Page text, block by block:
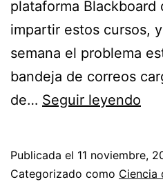
plataforma Blackboard
impartir estos cursos,
semana el problema
bandeja de correos
de… Seguir leyendo
Publicada el 11 noviembre,
Categorizado como Ciencia